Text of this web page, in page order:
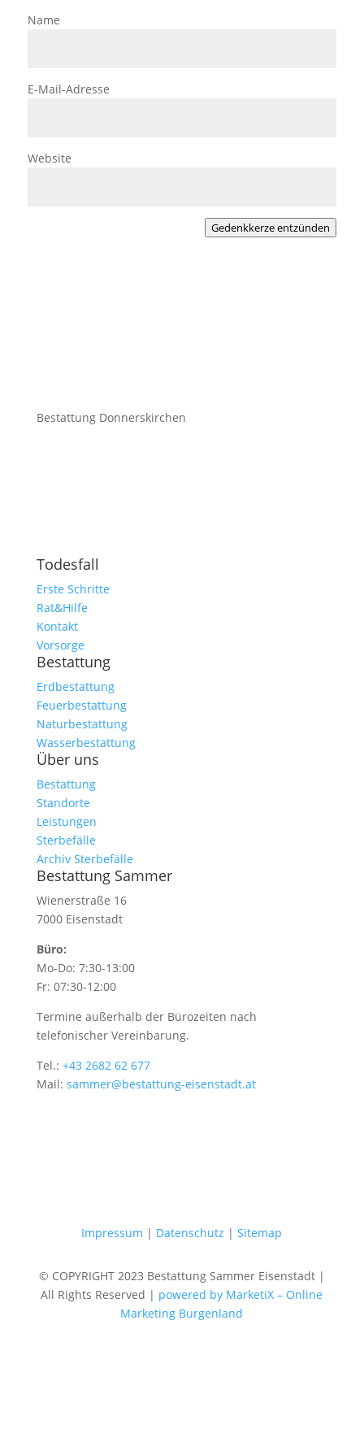
Name
E-Mail-Adresse
Website
Gedenkkerze entzünden
Bestattung Donnerskirchen
Todesfall
Erste Schritte
Rat&Hilfe
Kontakt
Vorsorge
Bestattung
Erdbestattung
Feuerbestattung
Naturbestattung
Wasserbestattung
Über uns
Bestattung
Standorte
Leistungen
Sterbefälle
Archiv Sterbefälle
Bestattung Sammer
Wienerstraße 16
7000 Eisenstadt
Büro:
Mo-Do: 7:30-13:00
Fr: 07:30-12:00
Termine außerhalb der Bürozeiten nach
telefonischer Vereinbarung.
Tel.: +43 2682 62 677
Mail: sammer@bestattung-eisenstadt.at
Impressum | Datenschutz |Sitemap
© COPYRIGHT 2023 Bestattung Sammer Eisenstadt |
All Rights Reserved | powered by MarketiX – Online
Marketing Burgenland